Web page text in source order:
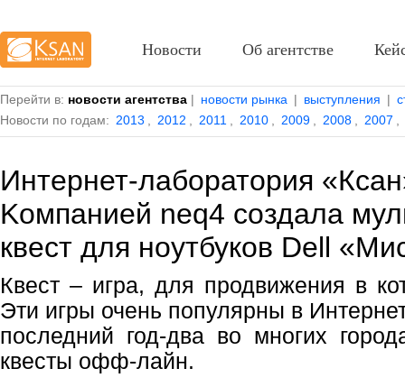
Перейти в: новости агентства | новости рынка | выступления |
Новости по годам: 2013 2012 2011 2010 2009 2008 2007
Интернет-лаборатория
Kомпанией neq4 создала
квест для ноутбуков Dell
Квест – игра, для продвижения в
Эти игры очень популярны в
последний год-два во многих
квесты офф-лайн.
Новости Об агентстве